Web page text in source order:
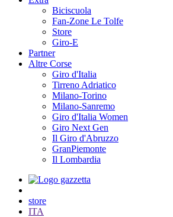
Biciscuola
Fan-Zone Le Tolfe
Store
Giro-E
Partner
Altre Corse
Giro d'Italia
Tirreno Adriatico
Milano-Torino
Milano-Sanremo
Giro d'Italia Women
Giro Next Gen
Il Giro d'Abruzzo
GranPiemonte
Il Lombardia
store
ITA